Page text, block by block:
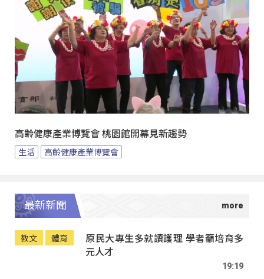
高齡健康產業博覽會 桃園館開幕見新趨勢
生活 高齡健康產業博覽會
最新新聞
教文 體育
原民大專生多就讀護理 學者籲培育多
元人才
19:19